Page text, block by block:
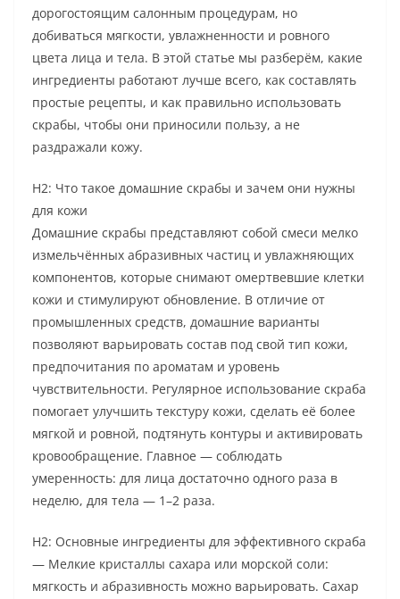
дорогостоящим салонным процедурам, но
добиваться мягкости, увлажненности и ровного
цвета лица и тела. В этой статье мы разберём, какие
ингредиенты работают лучше всего, как составлять
простые рецепты, и как правильно использовать
скрабы, чтобы они приносили пользу, а не
раздражали кожу.
H2: Что такое домашние скрабы и зачем они нужны
для кожи
Домашние скрабы представляют собой смеси мелко
измельчённых абразивных частиц и увлажняющих
компонентов, которые снимают омертвевшие клетки
кожи и стимулируют обновление. В отличие от
промышленных средств, домашние варианты
позволяют варьировать состав под свой тип кожи,
предпочитания по ароматам и уровень
чувствительности. Регулярное использование скраба
помогает улучшить текстуру кожи, сделать её более
мягкой и ровной, подтянуть контуры и активировать
кровообращение. Главное — соблюдать
умеренность: для лица достаточно одного раза в
неделю, для тела — 1–2 раза.
H2: Основные ингредиенты для эффективного скраба
— Мелкие кристаллы сахара или морской соли:
мягкость и абразивность можно варьировать. Сахар